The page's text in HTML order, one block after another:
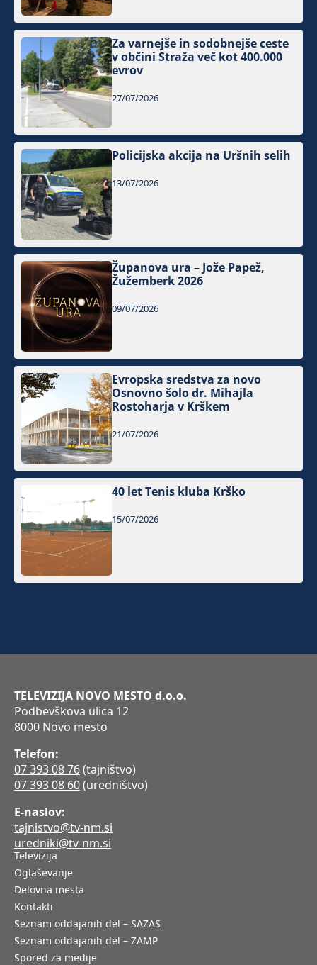
Za varnejše in sodobnejše ceste
v občini Straža več kot 400.000
evrov
27/07/2026
Policijska akcija na Uršnih selih
13/07/2026
Županova ura – Jože Papež,
Žužemberk 2026
09/07/2026
Evropska sredstva za novo
Osnovno šolo dr. Mihajla
Rostoharja v Krškem
21/07/2026
40 let Tenis kluba Krško
15/07/2026
TELEVIZIJA NOVO MESTO d.o.o.
Podbevškova ulica 12
8000 Novo mesto
Telefon:
07 393 08 76(tajništvo)
07 393 08 60(uredništvo)
E-naslov:
tajnistvo@tv-nm.si
uredniki@tv-nm.si
Televizija
Oglaševanje
Delovna mesta
Kontakti
Seznam oddajanih del – SAZAS
Seznam oddajanih del – ZAMP
Spored za medije